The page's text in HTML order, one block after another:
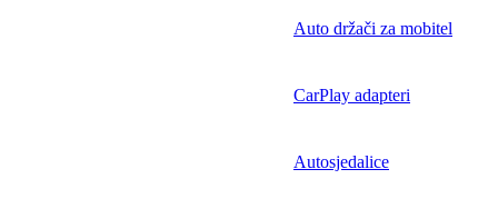
Auto držači za mobitel
CarPlay adapteri
Autosjedalice